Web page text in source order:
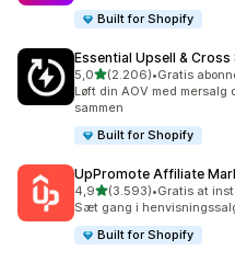
Built for Shopify
Essential Upsell & Cross
5,0ud af 5 stjerner
(2.206)
2206 anmeldelser i alt
•Gratis
Løft din AOV med mersalg
sammen
Built for Shopify
UpPromote Affiliate
4,9ud af 5 stjerner
(3.593)
3593 anmeldelser i alt
•Gratis at
Sæt gang i
Built for Shopify